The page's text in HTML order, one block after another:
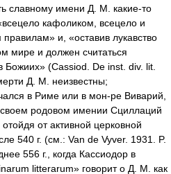
славному имени Д. М. какие-то
кафоликом, всецело и
и, «оставив лукавство
мире и должен считаться
Божиих» (Cassiod. De inst. div. lit.
Д. М. неизвестны;
в Риме или в мон-ре Виварий,
родовом имении Сциллаций
от активной церковной
540 г. (см.: Van de Vyver. 1931. P.
556 г., когда Кассиодор в
litterarum» говорит о Д. М. как